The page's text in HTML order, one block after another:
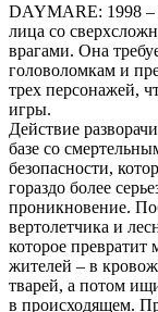
DAYMARE: 1998 –
лица со
врагами. Она
головоломкам и
трех персонажей,
игры.
Действие
базе со
безопасности,
гораздо более
проникновение.
вертолетчика и
которое
жителей – в
тварей, а потом
в происходящем.